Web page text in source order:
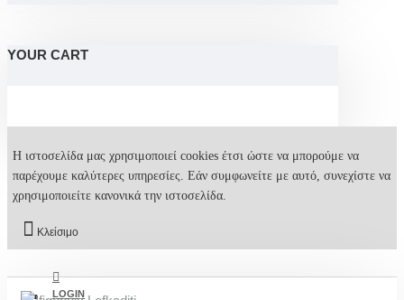
YOUR CART
Η ιστοσελίδα μας χρησιμοποιεί cookies έτσι ώστε να μπορούμε να
παρέχουμε καλύτερες υπηρεσίες. Εάν συμφωνείτε με αυτό, συνεχίστε να
χρησιμοποιείτε κανονικά την ιστοσελίδα.
Κλείσιμο
LOGIN